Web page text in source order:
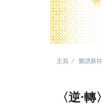
主頁 樂譜新
〈逆·